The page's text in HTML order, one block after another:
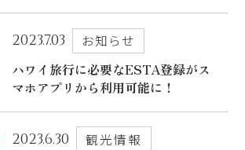
2023.7.03
お知らせ
ハワイ旅行に必要なESTA登録がス
マホアプリから利用可能に！
2023.6.30
観光情報